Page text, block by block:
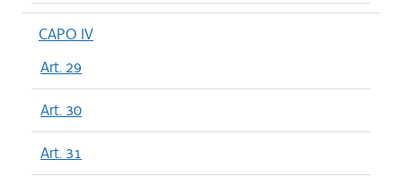
CAPO IV
Art. 29
Art. 30
Art. 31